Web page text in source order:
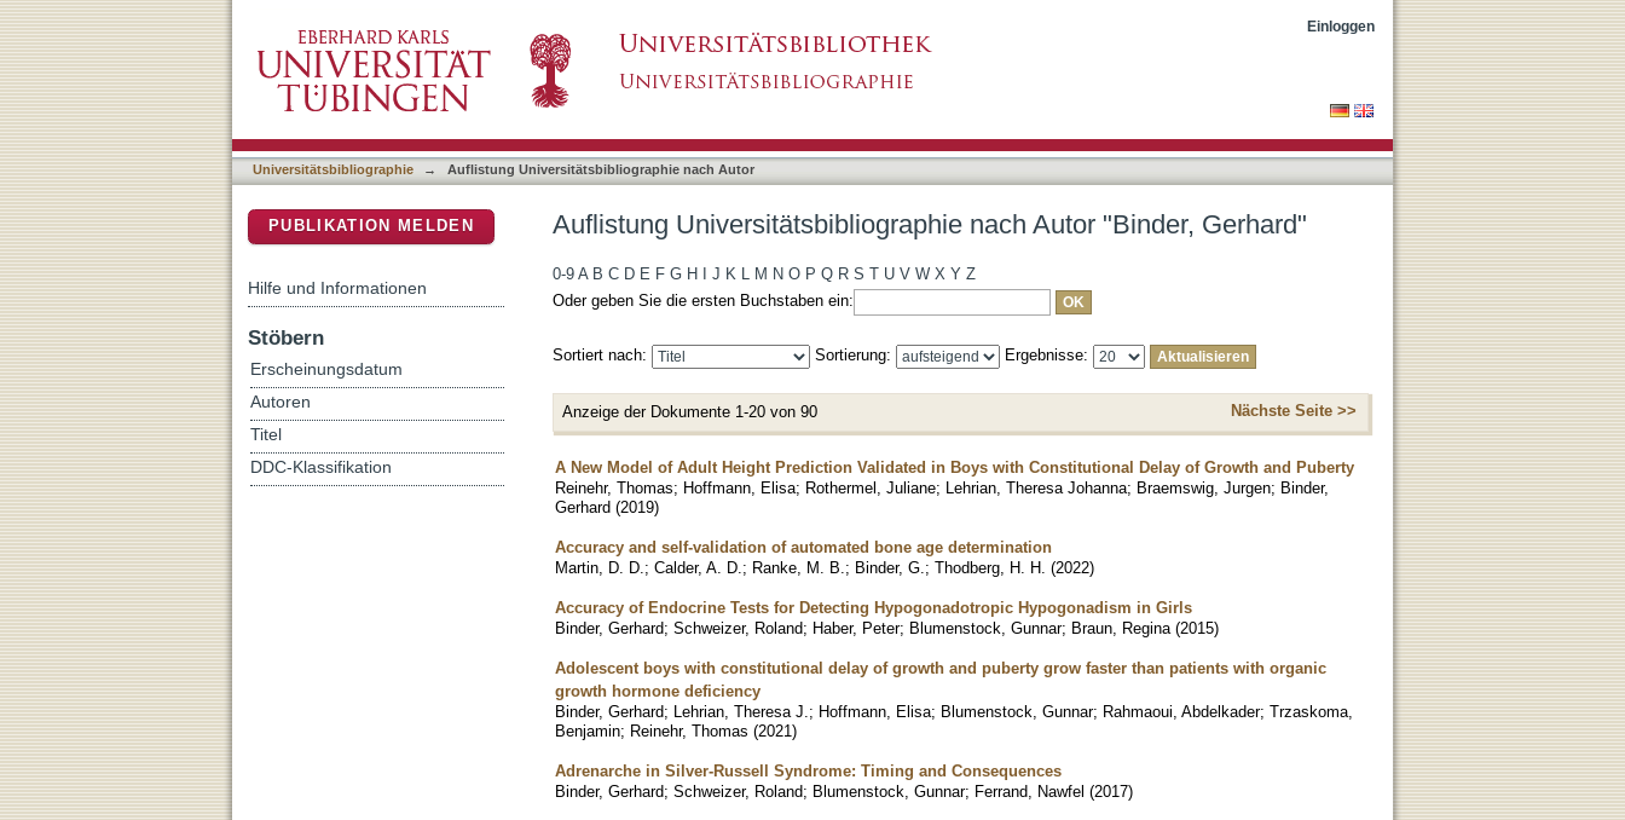
Einloggen
Universitätsbibliographie → Auflistung Universitätsbibliographie nach Autor
Auflistung Universitätsbibliographie nach Autor "Binder, Gerhard"
0-9 A B C D E F G H J K L M N O P Q R S T U V W X Y Z
Oder geben Sie die ersten Buchstaben ein:
Sortiert nach: Sortierung: Ergebnisse:
Anzeige der Dokumente 1-20 von 90 Nächste Seite >>
A New Model of Adult Height Prediction Validated in Boys with Constitutional Delay of Growth and Puberty
Reinehr, Thomas; Hoffmann, Elisa; Rothermel, Juliane; Lehrian, Theresa Johanna; Braemswig, Jurgen; Binder,
Gerhard (2019)
Accuracy and self-validation of automated bone age determination
Martin, D. D. ; Calder, A. D. ; Ranke, M. B. ; Binder, G. ; Thodberg, H. H. (2022)
Accuracy of Endocrine Tests for Detecting Hypogonadotropic Hypogonadism in Girls
Binder, Gerhard; Schweizer, Roland; Haber, Peter; Blumenstock, Gunnar; Braun, Regina (2015)
Adolescent boys with constitutional delay of growth and puberty grow faster than patients with organic
growth hormone deficiency
Binder, Gerhard; Lehrian, Theresa J. ; Hoffmann, Elisa; Blumenstock, Gunnar; Rahmaoui, Abdelkader; Trzaskoma,
Benjamin; Reinehr, Thomas (2021)
Adrenarche in Silver-Russell Syndrome: Timing and Consequences
Binder, Gerhard; Schweizer, Roland; Blumenstock, Gunnar; Ferrand, Nawfel (2017)
PUBLIKATION MELDEN
Hilfe und Informationen
Stöbern
Erscheinungsdatum
Autoren
Titel
DDC-Klassifikation